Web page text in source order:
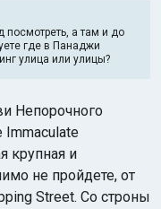
посмотреть, а там и до
где в Панаджи
улица или улицы?
Непорочного
Immaculate
крупная и
не пройдете, от
Street. Со строны